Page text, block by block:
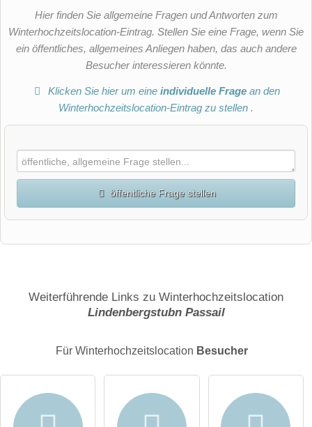
Hier finden Sie allgemeine Fragen und Antworten zum
Winterhochzeitslocation-Eintrag. Stellen Sie eine Frage, wenn Sie
ein öffentliches, allgemeines Anliegen haben, das auch andere
Besucher interessieren könnte.
Klicken Sie hier um eineindividuelle Frage an den
Winterhochzeitslocation-Eintrag zu stellen .
öffentliche Frage stellen
E-Mail-Adresse (wird nicht veröffentlicht)
Weiterführende Links zu Winterhochzeitslocation
Lindenbergstubn Passail
Für Winterhochzeitslocation Besucher